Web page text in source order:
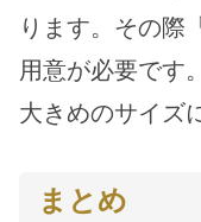
ります。その際
用意が必要です
大きめのサイズ
まとめ